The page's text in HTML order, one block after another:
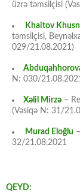
üzrə təmsilçisi
Khaitov
təmsilçisi,
029/21.08.2021)
N: 030/
Xəlil Mirzə –
(Vəsiqə N: 31/
Murad Eloğlu
32/21.08.2021
QEYD: